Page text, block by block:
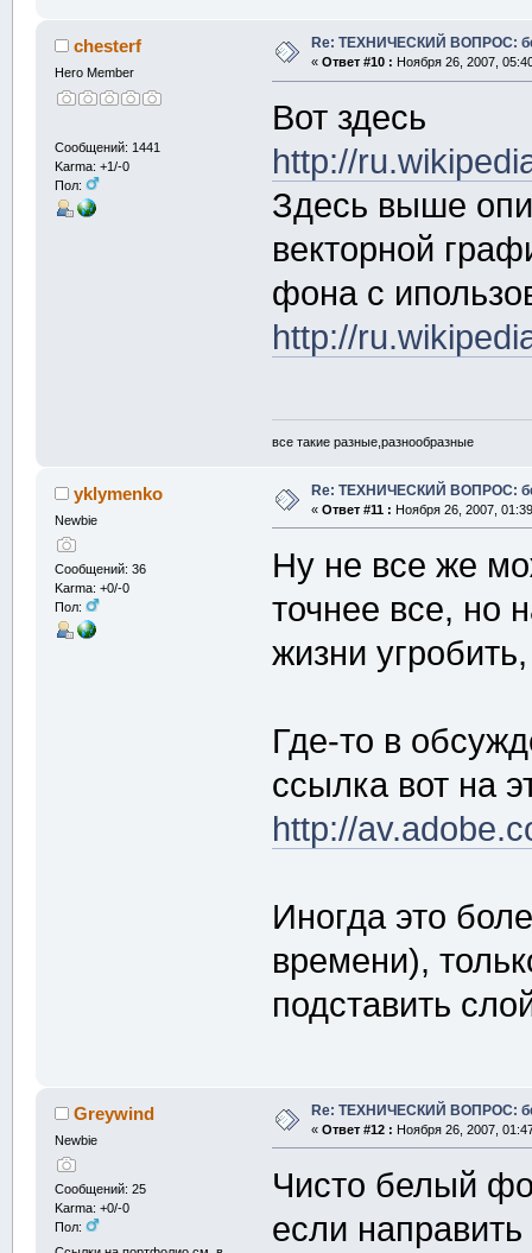
chesterf
Hero Member
Сообщений: 1441
Karma: +1/-0
Пол:
Re: ТЕХНИЧЕСКИЙ ВОПРОС:
« Ответ #10 : Ноября 26, 2007,
Вот здесь
http://
Здесь выше
векторной
фона с
http://
все такие разные,разнообразные
yklymenko
Newbie
Сообщений: 36
Karma: +0/-0
Пол:
Re: ТЕХНИЧЕСКИЙ ВОПРОС:
« Ответ #11 : Ноября 26, 2007,
Ну не все же
точнее все, но
жизни
Где-то в
ссылка вот на
http://
Иногда это
времени),
подставить
Greywind
Newbie
Сообщений: 25
Karma: +0/-0
Пол:
Re: ТЕХНИЧЕСКИЙ ВОПРОС:
« Ответ #12 : Ноября 26, 2007,
Чисто белый
если